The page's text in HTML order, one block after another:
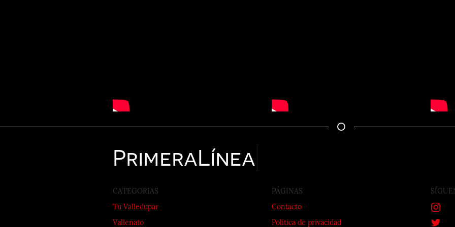
PrimeraLínea
CATEGORIAS
Tu Valledupar
Vallenato
PÁGINAS
Contacto
Política de privacidad